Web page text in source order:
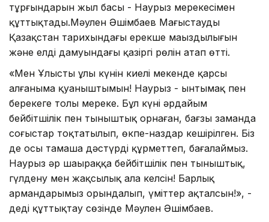
тұрғындарын жыл басы - Наурыз мерекесімен
құттықтады.Мәулен Әшімбаев Маңғыстаудың
Қазақстан тарихындағы ерекше маңыздылығын
және елдің дамуындағы қазіргі рөлін атап өтті.
«Мен Ұлыстың ұлы күнін киелі мекенде қарсы
алғаныма қуаныштымын! Наурыз - ынтымақ пен
берекеге толы мереке. Бұл күні әрдайым
бейбітшілік пен тыныштық орнаған, бағзы заманда
соғыстар тоқтатылып, өкпе-наздар кешірілген. Біз
де осы тамаша дәстүрді құрметтеп, бағалаймыз.
Наурыз әр шаңыраққа бейбітшілік пен тыныштық,
гүлдену мен жақсылық ала келсін! Барлық
армандарымыз орындалып, үміттер ақталсын!», -
деді құттықтау сөзінде Мәулен Әшімбаев.